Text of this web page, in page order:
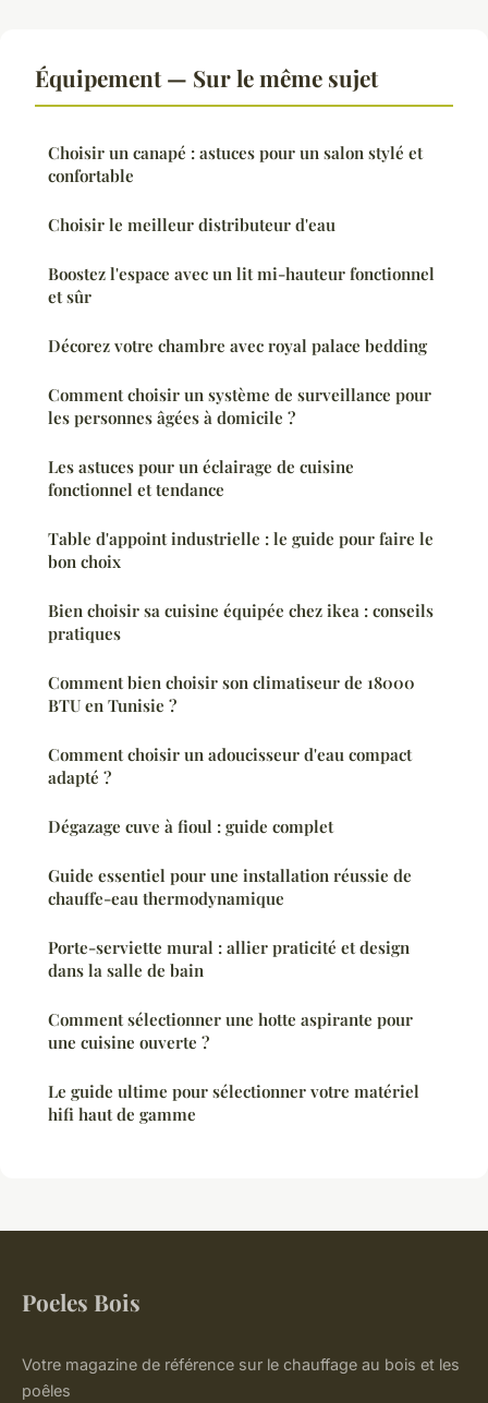
Équipement — Sur le même sujet
Choisir un canapé : astuces pour un salon stylé et
confortable
Choisir le meilleur distributeur d'eau
Boostez l'espace avec un lit mi-hauteur fonctionnel
et sûr
Décorez votre chambre avec royal palace bedding
Comment choisir un système de surveillance pour
les personnes âgées à domicile ?
Les astuces pour un éclairage de cuisine
fonctionnel et tendance
Table d'appoint industrielle : le guide pour faire le
bon choix
Bien choisir sa cuisine équipée chez ikea : conseils
pratiques
Comment bien choisir son climatiseur de 18000
BTU en Tunisie ?
Comment choisir un adoucisseur d'eau compact
adapté ?
Dégazage cuve à fioul : guide complet
Guide essentiel pour une installation réussie de
chauffe-eau thermodynamique
Porte-serviette mural : allier praticité et design
dans la salle de bain
Comment sélectionner une hotte aspirante pour
une cuisine ouverte ?
Le guide ultime pour sélectionner votre matériel
hifi haut de gamme
Poeles Bois
Votre magazine de référence sur le chauffage au bois et les
poêles